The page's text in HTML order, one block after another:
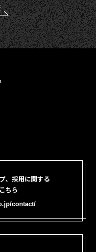
、採用に関する
ちら
contact/